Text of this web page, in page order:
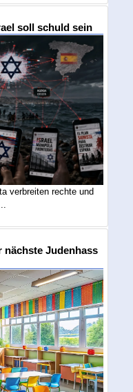
soll schuld sein
verbreiten rechte und
nächste Judenhass